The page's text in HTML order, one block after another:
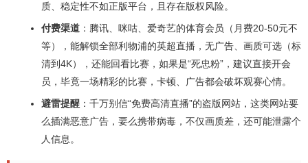
质、稳定性不如正版平台，且存在版权风险。
付费渠道 ：腾讯、咪咕、爱奇艺的体育会员（月费20-50元不
等），能解锁全部利物浦的英超直播，无广告、画质可选（标
清到4K），还能回看比赛，如果是“死忠粉”，建议直接开会
员，毕竟一场精彩的比赛，卡顿、广告都会破坏观赛心情。
避雷提醒 ：千万别信“免费高清直播”的盗版网站，这类网站要
么插满恶意广告，要么携带病毒，不仅画质差，还可能泄露个
人信息。